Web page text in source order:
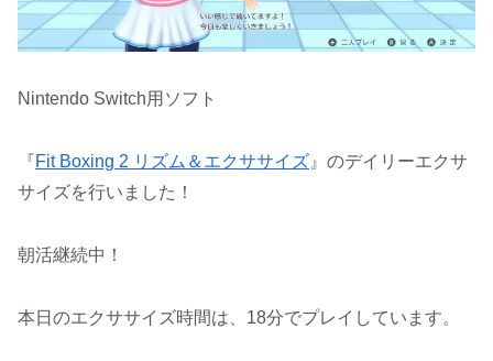
Nintendo Switch用ソフト
『Fit Boxing 2 リズム＆エクササイズ 』のデイリーエクサ
サイズを行いました！
朝活継続中！
本日のエクササイズ時間は、18分でプレイしています。